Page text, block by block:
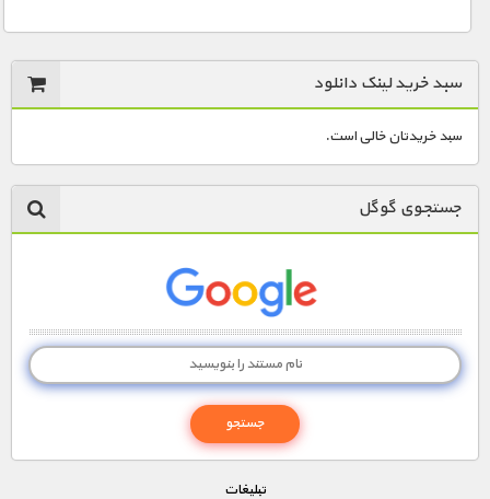
سبد خرید لینک دانلود
سبد خریدتان خالی است.
جستجوی گوگل
تبليغات